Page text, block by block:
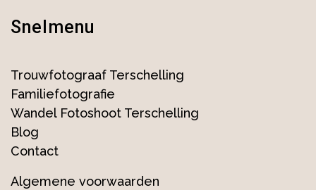
Snelmenu
Trouwfotograaf Terschelling
Familiefotografie
Wandel Fotoshoot Terschelling
Blog
Contact
Algemene voorwaarden